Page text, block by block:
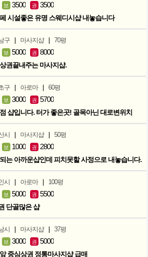
보 3500 권 3500
시설좋은 유명 스웨디시샵 내놓습니다
구 | 마사지샵 | 70평
보 5000 권 8000
권끝내주는 마사지샵.
구 | 아로마 | 60평
보 3000 권 5700
샵입니다. 터가 좋은곳! 골목아닌 대로변위치
시 | 마사지샵 | 50평
보 1000 권 2800
는 아까운샵인데 피치못할 사정으로 내놓습니다.
시 | 아로마 | 100평
보 5000 권 5500
단골많은 샵
시 | 마사지샵 | 37평
보 3000 권 5000
중심상권 정통마사지샵 급매